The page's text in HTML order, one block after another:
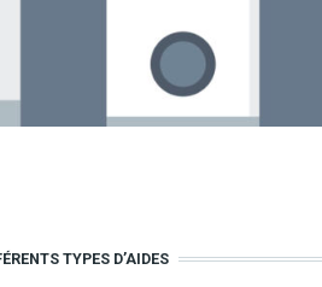
TYPES D’AIDES